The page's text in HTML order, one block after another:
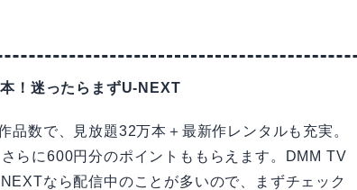
！迷ったらまずU-NEXT
品数で、見放題32万本＋最新作レンタルも充実。
らに600円分のポイントももらえます。DMM TV
なら配信中のことが多いので、まずチェック